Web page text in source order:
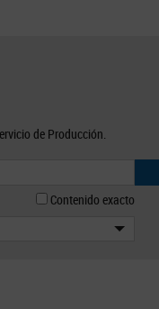
de Producción.
Contenido exacto